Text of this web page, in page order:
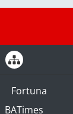
Fortuna
BATimes